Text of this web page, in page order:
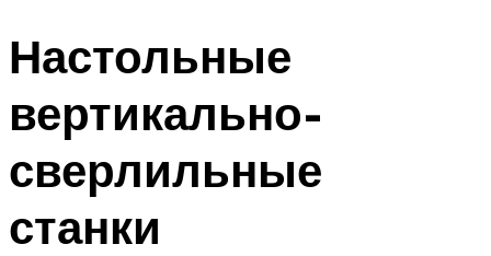
Настольные
вертикально-
сверлильные
станки